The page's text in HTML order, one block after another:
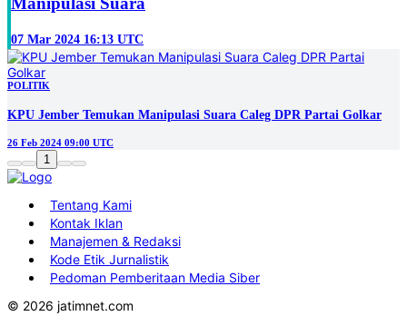
07 Mar 2024 16:13 UTC
POLITIK
KPU Jember Temukan Manipulasi Suara Caleg DPR Partai Golkar
26 Feb 2024 09:00 UTC
1
Tentang Kami
Kontak Iklan
Manajemen & Redaksi
Kode Etik Jurnalistik
Pedoman Pemberitaan Media Siber
© 2026 jatimnet.com